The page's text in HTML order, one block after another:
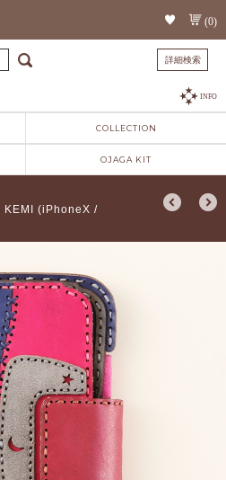
(0)
詳細検索
INFO
COLLECTION
OJAGA KIT
KEMI (iPhoneX /